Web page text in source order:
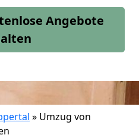
Angebote
» Umzug von